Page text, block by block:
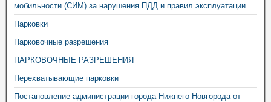
мобильности (СИМ) за нарушения ПДД и правил эксплуатации
Парковки
Парковочные разрешения
ПАРКОВОЧНЫЕ РАЗРЕШЕНИЯ
Перехватывающие парковки
Постановление администрации города Нижнего Новгорода от